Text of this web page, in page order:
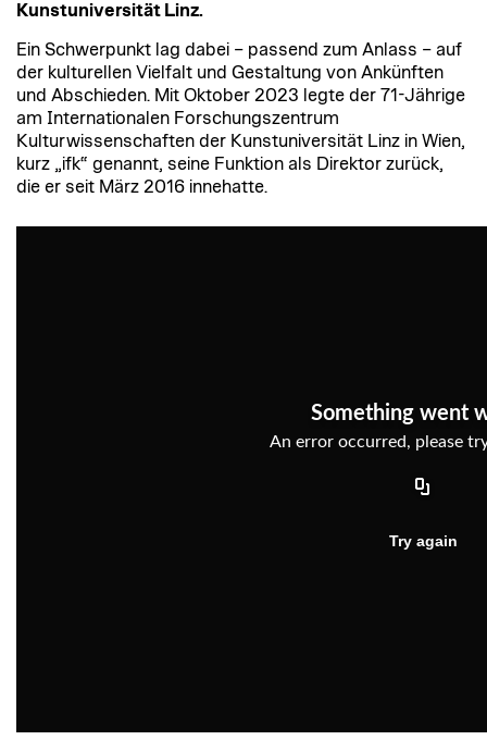
Kunstuniversität Linz.
Ein Schwerpunkt lag dabei – passend zum Anlass – auf
der kulturellen Vielfalt und Gestaltung von Ankünften
und Abschieden. Mit Oktober 2023 legte der 71-Jährige
am Internationalen Forschungszentrum
Kulturwissenschaften der Kunstuniversität Linz in Wien,
kurz „ifk“ genannt, seine Funktion als Direktor zurück,
die er seit März 2016 innehatte.